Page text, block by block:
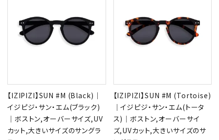
【IZIPIZI】SUN #M (Black)｜
イジピジ・サン・エム(ブラック)
｜ボストン,オーバーサイズ,UV
カット,大きいサイズのサングラ
【IZIPIZI】SUN #M (Tortoise)
｜イジピジ・サン・エム(トータ
ス)｜ボストン,オーバーサイ
ズ,UVカット,大きいサイズのサ